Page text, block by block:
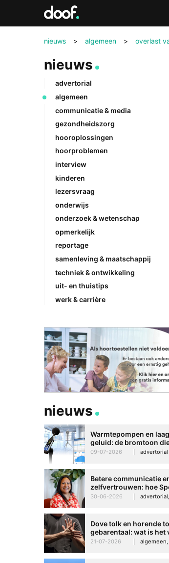
nieuws > algemeen > overlast
nieuws
advertorial
algemeen
communicatie & media
gezondheidszorg
hooroplossingen
hoorproblemen
interview
kinderen
lezersvraag
onderwijs
onderzoek & wetenschap
opmerkelijk
reportage
samenleving & maatschappij
techniek & ontwikkeling
uit- en thuistips
werk & carrière
nieuws
Warmtepompen en
geluid: de bromtoon
kunt negeren
09-07-2026 advertorial
Betere communicatie
zelfvertrouwen: hoe
Imelda helpt om te
30-06-2026
Dove tolk en horende
gebarentaal: wat is het
21-07-2026
Doof.nl